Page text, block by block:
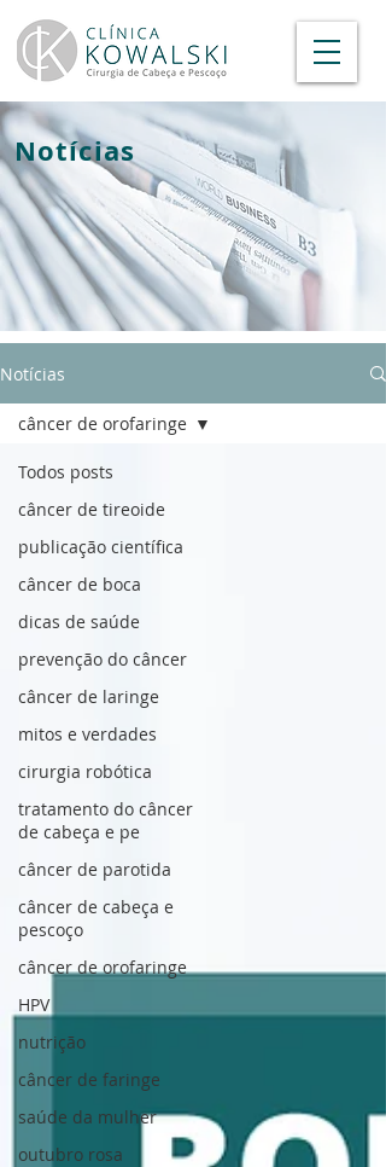
Notícias
Notícias
Todos posts
câncer de tireoide
publicação científica
câncer de boca
dicas de saúde
prevenção do câncer
câncer de laringe
mitos e verdades
cirurgia robótica
tratamento do câncer
de cabeça e pe
câncer de parotida
câncer de cabeça e
pescoço
câncer de orofaringe
HPV
nutrição
câncer de faringe
saúde da mulher
outubro rosa
câncer de orofaringe